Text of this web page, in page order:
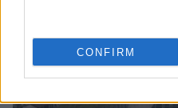
CONFIRM